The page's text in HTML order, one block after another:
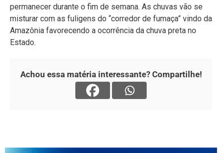
permanecer durante o fim de semana. As chuvas vão se
misturar com as fuligens do “corredor de fumaça” vindo da
Amazônia favorecendo a ocorrência da chuva preta no
Estado.
Achou essa matéria interessante? Compartilhe!